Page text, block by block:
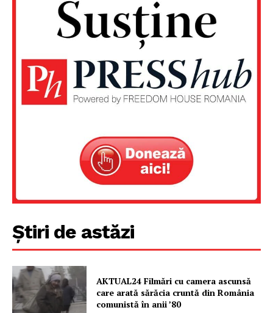
Știri de astăzi
AKTUAL24 Filmări cu camera ascunsă
care arată sărăcia cruntă din România
comunistă în anii ’80